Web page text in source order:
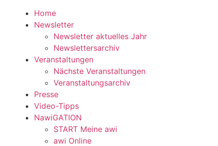
Home
Newsletter
Newsletter aktuelles Jahr
Newslettersarchiv
Veranstaltungen
Nächste Veranstaltungen
Veranstaltungsarchiv
Presse
Video-Tipps
NawiGATION
START Meine awi
awi Online